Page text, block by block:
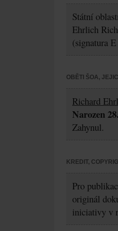
Státní
Ehrlich
(signatura
OBĚTI ŠOA,
Richard
Narozen
Zahynul.
KREDIT,
Pro
originál
iniciativy v